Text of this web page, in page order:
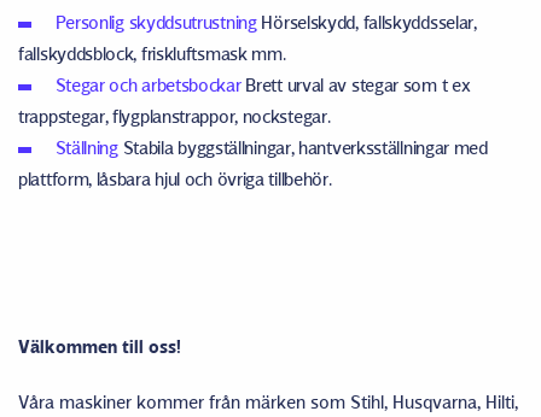
Personlig skyddsutrustningHörselskydd, fallskyddsselar,
fallskyddsblock, friskluftsmask mm.
Stegar och arbetsbockarBrett urval av stegar som t ex
trappstegar, flygplanstrappor, nockstegar.
StällningStabila byggställningar, hantverksställningar med
plattform, låsbara hjul och övriga tillbehör.
Välkommen till oss!
Våra maskiner kommer från märken som Stihl, Husqvarna, Hilti,